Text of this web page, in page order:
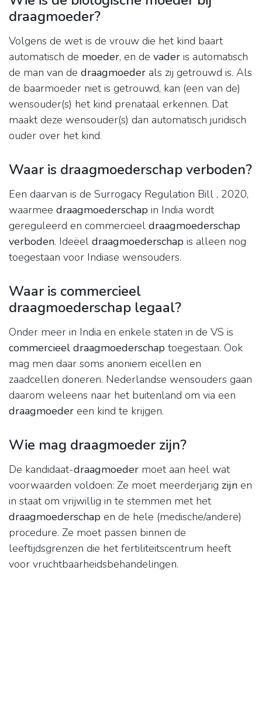
draagmoeder?
Volgens de wet is de vrouw die het kind baart
automatisch de moeder, en de vader is automatisch
de man van de draagmoeder als zij getrouwd is. Als
de baarmoeder niet is getrouwd, kan (een van de)
wensouder(s) het kind prenataal erkennen. Dat
maakt deze wensouder(s) dan automatisch juridisch
ouder over het kind.
Waar is draagmoederschap verboden?
Een daarvan is de Surrogacy Regulation Bill , 2020,
waarmee draagmoederschap in India wordt
gereguleerd en commercieel draagmoederschap
verboden. Ideëel draagmoederschap is alleen nog
toegestaan voor Indiase wensouders.
Waar is commercieel
draagmoederschap legaal?
Onder meer in India en enkele staten in de VS is
commercieel draagmoederschap toegestaan. Ook
mag men daar soms anoniem eicellen en
zaadcellen doneren. Nederlandse wensouders gaan
daarom weleens naar het buitenland om via een
draagmoeder een kind te krijgen.
Wie mag draagmoeder zijn?
De kandidaat-draagmoeder moet aan heel wat
voorwaarden voldoen: Ze moet meerderjarig zijn en
in staat om vrijwillig in te stemmen met het
draagmoederschap en de hele (medische/andere)
procedure. Ze moet passen binnen de
leeftijdsgrenzen die het fertiliteitscentrum heeft
voor vruchtbaarheidsbehandelingen.